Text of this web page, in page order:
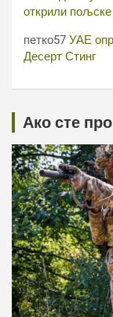
открили
петко57 УАЕ
Десерт Стинг
Ако сте